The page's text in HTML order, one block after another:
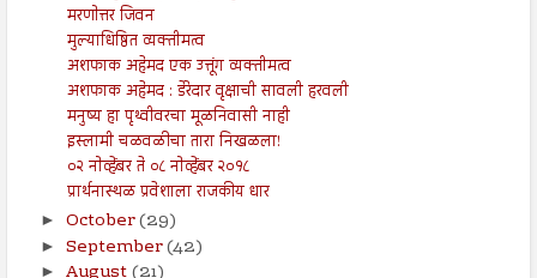
मरणोत्तर जिवन
मुल्याधिष्ठित व्यक्तीमत्व
अशफाक अहेमद एक उत्तूंग व्यक्तीमत्व
अशफाक अहेमद : डेरेदार वृक्षाची सावली हरवली
मनुष्य हा पृथ्वीवरचा मूळनिवासी नाही
इस्लामी चळवळीचा तारा निखळला!
०२ नोव्हेंबर ते ०८ नोव्हेंबर २०१८
प्रार्थनास्थळ प्रवेशाला राजकीय धार
► October(29)
► September(42)
►